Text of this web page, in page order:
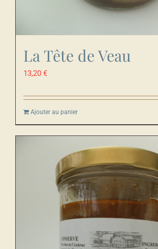
La Tête de Veau
13,20 €
Ajouter au panier